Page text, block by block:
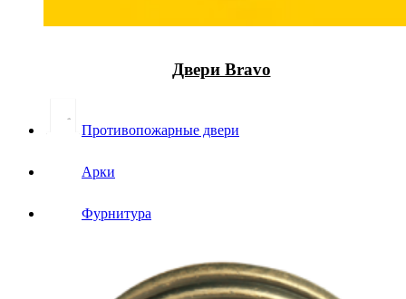
Двери Bravo
Противопожарные двери
Арки
Фурнитура